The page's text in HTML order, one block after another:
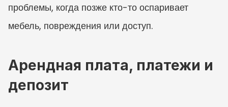
проблемы, когда позже кто-то оспаривает
мебель, повреждения или доступ.
Арендная плата, платежи и
депозит